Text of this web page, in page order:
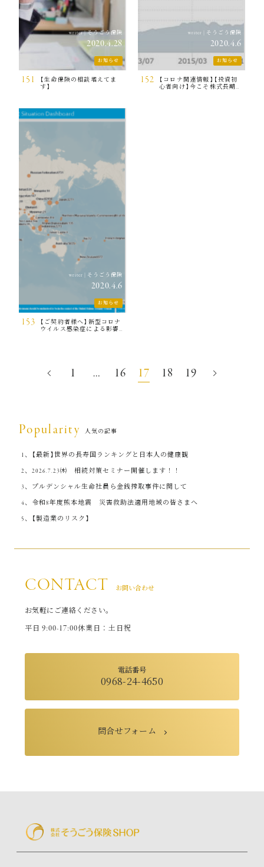
151
【生命保険の相談増えてま
す】
writer|そうごう保険
2020.4.28
お知らせ
152
【コロナ関連情報】【投資初
心者向け】今こそ株式長期分
writer そうごう保険
2020.4.6
お知らせ
153
【ご契約者様へ】新型コロナ
ウイルス感染症による影響
writer そうごう保険
2020.4.6
お知らせ
ー
ジ
り
1 … 16 17 18 19
Popularity 人気の記事
【最新】世界の長寿国ランキングと日本人の健康観
2026.7.23㈭ 相続対策セミナー開催します！！
プルデンシャル生命社員ら金銭搾取事件に関して
令和8年度熊本地震 災害救助法適用地域の皆さまへ
【製造業のリスク】
CONTACT お問い合わせ
お気軽にご連絡ください。
平日 9:00-17:00休業日：土日祝
電話番号
0968-24-4650
問合せフォーム